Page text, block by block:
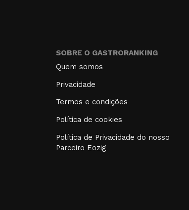
SOBRE O GASTRORANKING
Quem somos
Privacidade
Termos e condições
Política de cookies
Política de Privacidade do nosso
Parceiro Eozig